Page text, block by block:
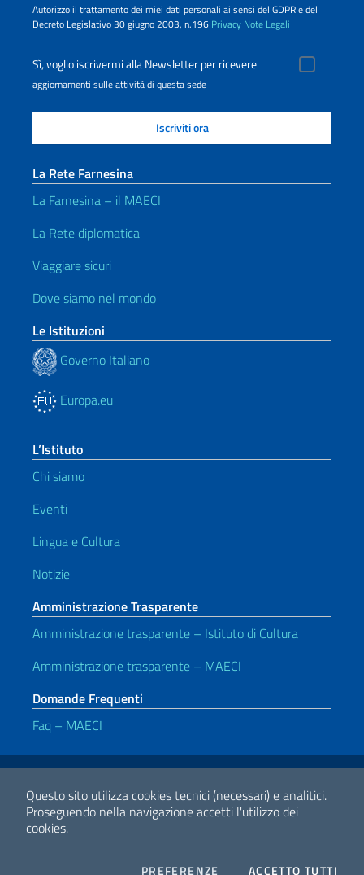
Questo sito utilizza cookies tecnici (necessari) e analitici.
Proseguendo nella navigazione accetti l'utilizzo dei
cookies.
PREFERENZE COOKIESACCETTO TUTTI
Autorizzo il trattamento dei miei dati personali ai sensi del GDPR e del
Decreto Legislativo 30 giugno 2003, n.196 Privacy Note Legali
Sì, voglio iscrivermi alla Newsletter per ricevere
aggiornamenti sulle attività di questa sede
La Rete Farnesina
La Farnesina – il MAECI
La Rete diplomatica
Viaggiare sicuri
Dove siamo nel mondo
Le Istituzioni
Governo Italiano
Europa.eu
L’Istituto
Chi siamo
Eventi
Lingua e Cultura
Notizie
Amministrazione Trasparente
Amministrazione trasparente – Istituto di Cultura
Amministrazione trasparente – MAECI
Domande Frequenti
Faq – MAECI
Link Utili